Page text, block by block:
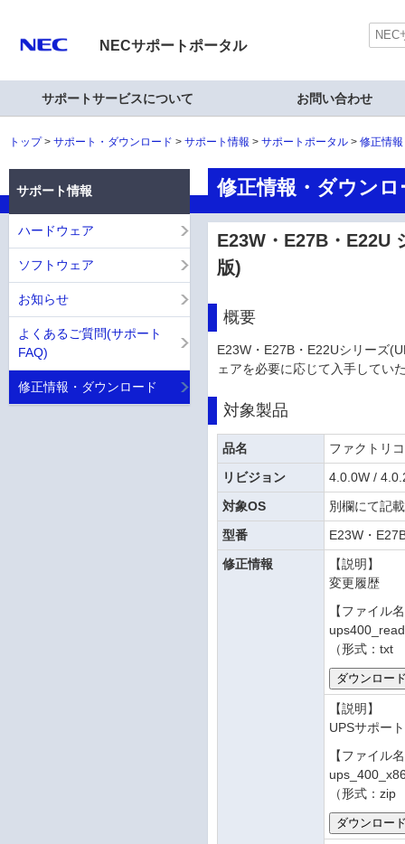
NECサポートポータル
サポートサービスについて お問い合わせ
トップ サポート・ダウンロード サポート情報 サポートポータル 修正情
修正情報・ダウンロ
E23W・E27B・
版)
概要
E23W・E27B・E22Uシリーズ
ェアを必要に応じて入手してい
対象製品
品名
ファクトリ
リビジョン
4.0.0W /
対象OS
別欄にて記載
型番
E23W・
修正情報
【説明】
変更履歴
【ファイル
（形式：txt
【説明】
UPSサポー
【ファイル
（形式：
サポート情報
ハードウェア
ソフトウェア
お知らせ
よくあるご質問(サポート
FAQ)
修正情報・ダウンロード